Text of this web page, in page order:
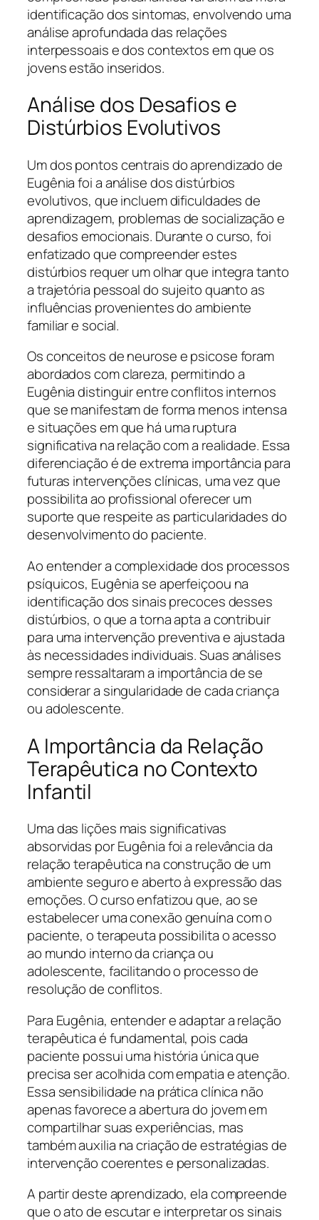
identificação dos sintomas, envolvendo uma
análise aprofundada das relações
interpessoais e dos contextos em que os
jovens estão inseridos.
Análise dos Desafios e
Distúrbios Evolutivos
Um dos pontos centrais do aprendizado de
Eugênia foi a análise dos distúrbios
evolutivos, que incluem dificuldades de
aprendizagem, problemas de socialização e
desafios emocionais. Durante o curso, foi
enfatizado que compreender estes
distúrbios requer um olhar que integra tanto
a trajetória pessoal do sujeito quanto as
influências provenientes do ambiente
familiar e social.
Os conceitos de neurose e psicose foram
abordados com clareza, permitindo a
Eugênia distinguir entre conflitos internos
que se manifestam de forma menos intensa
e situações em que há uma ruptura
significativa na relação com a realidade. Essa
diferenciação é de extrema importância para
futuras intervenções clínicas, uma vez que
possibilita ao profissional oferecer um
suporte que respeite as particularidades do
desenvolvimento do paciente.
Ao entender a complexidade dos processos
psíquicos, Eugênia se aperfeiçoou na
identificação dos sinais precoces desses
distúrbios, o que a torna apta a contribuir
para uma intervenção preventiva e ajustada
às necessidades individuais. Suas análises
sempre ressaltaram a importância de se
considerar a singularidade de cada criança
ou adolescente.
A Importância da Relação
Terapêutica no Contexto
Infantil
Uma das lições mais significativas
absorvidas por Eugênia foi a relevância da
relação terapêutica na construção de um
ambiente seguro e aberto à expressão das
emoções. O curso enfatizou que, ao se
estabelecer uma conexão genuína com o
paciente, o terapeuta possibilita o acesso
ao mundo interno da criança ou
adolescente, facilitando o processo de
resolução de conflitos.
Para Eugênia, entender e adaptar a relação
terapêutica é fundamental, pois cada
paciente possui uma história única que
precisa ser acolhida com empatia e atenção.
Essa sensibilidade na prática clínica não
apenas favorece a abertura do jovem em
compartilhar suas experiências, mas
também auxilia na criação de estratégias de
intervenção coerentes e personalizadas.
A partir deste aprendizado, ela compreende
que o ato de escutar e interpretar os sinais